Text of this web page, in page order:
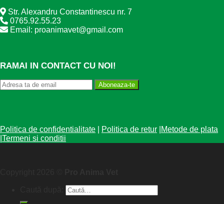
Str. Alexandru Constantinescu nr. 7
0765.92.55.23
Email: proanimavet@gmail.com
RAMAI IN CONTACT CU NOI!
Aboneaza-te
Politica de confidentialitate Politica de retur Metode de plata
Termeni si conditii